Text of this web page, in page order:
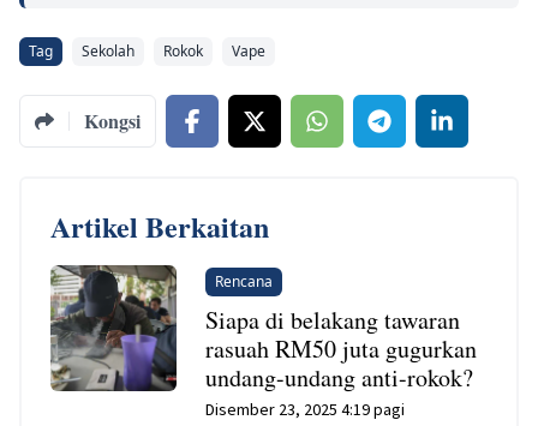
Tag Sekolah Rokok Vape
Kongsi
Artikel Berkaitan
Rencana
Siapa di belakang tawaran
rasuah RM50 juta gugurkan
undang-undang anti-rokok?
Disember 23, 2025 4:19 pagi